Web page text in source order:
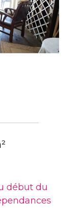
début du